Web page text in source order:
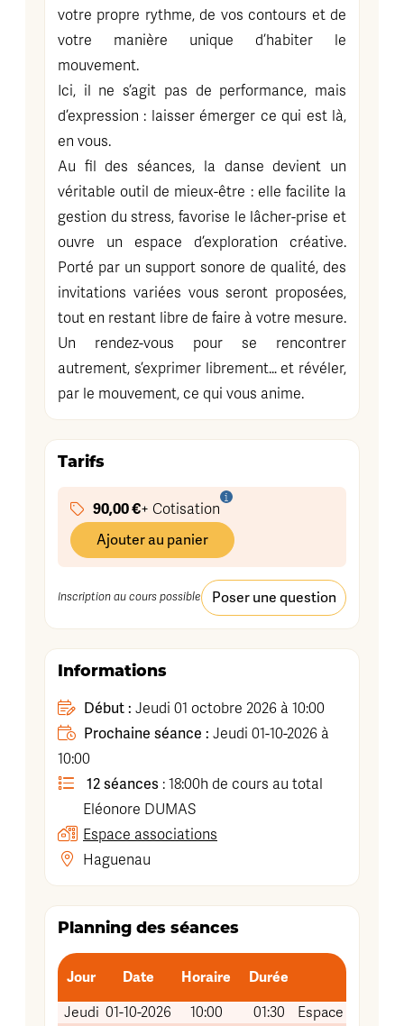
votre propre rythme, de vos contours et de
votre manière unique d’habiter le
mouvement.
Ici, il ne s’agit pas de performance, mais
d’expression : laisser émerger ce qui est là,
en vous.
Au fil des séances, la danse devient un
véritable outil de mieux-être : elle facilite la
gestion du stress, favorise le lâcher-prise et
ouvre un espace d’exploration créative.
Porté par un support sonore de qualité, des
invitations variées vous seront proposées,
tout en restant libre de faire à votre mesure.
Un rendez-vous pour se rencontrer
autrement, s’exprimer librement… et révéler,
par le mouvement, ce qui vous anime.
Tarifs
90,00 €+ Cotisation
Ajouter au panier
Inscription au cours possible Poser une question
Informations
Début : Jeudi 01 octobre 2026 à 10:00
Prochaine séance : Jeudi 01-10-2026 à
10:00
12 séances : 18:00h de cours au total
Eléonore DUMAS
Espace associations
Haguenau
Planning des séances
Jour Date Horaire Durée
Jeudi 01-10-2026 10:00 01:30
Espace